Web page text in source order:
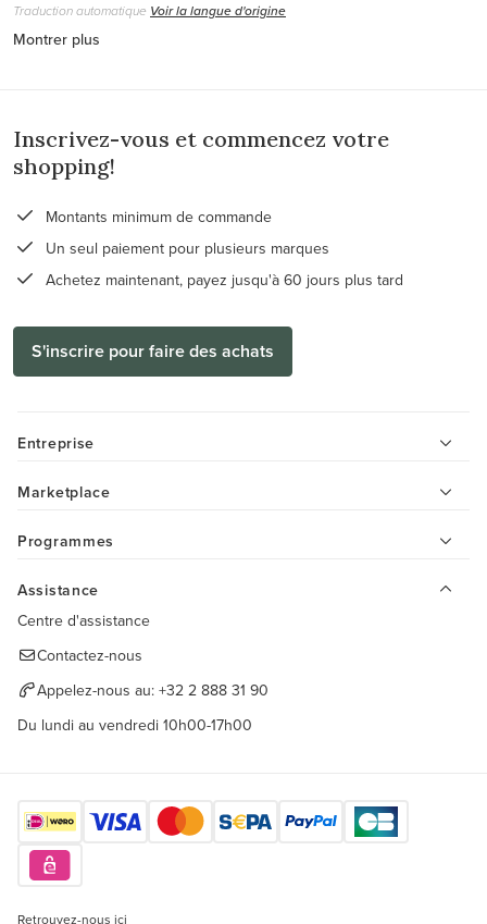
Traduction automatique Voir la langue d'origine
Montrer plus
Inscrivez-vous et commencez votre
shopping!
Montants minimum de commande
Un seul paiement pour plusieurs marques
Achetez maintenant, payez jusqu'à 60 jours plus tard
S'inscrire pour faire des achats
Entreprise
Marketplace
Programmes
Assistance
Centre d'assistance
Contactez-nous
Appelez-nous au: +32 2 888 31 90
Du lundi au vendredi 10h00-17h00
Retrouvez-nous ici